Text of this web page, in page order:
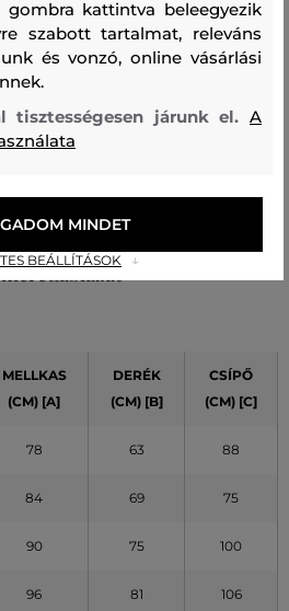
1
0
MELLKAS
(CM) [A]
DERÉK
(CM) [B]
CSÍPŐ
(CM) [C]
78 63 88
84 69 75
90 75 100
96 81 106
kattintva beleegyezik
szabott tartalmat, releváns
és vonzó, online vásárlási
tisztességesen járunk el.A
BEÁLLÍTÁSOK
MINDET